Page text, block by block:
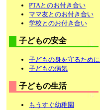
PTAとのお付き合い
ママ友とのお付き合い
学校とのお付き合い
子どもの安全
子どもの身を守るために
子どもの病気
子どもの生活
もうすぐ幼稚園